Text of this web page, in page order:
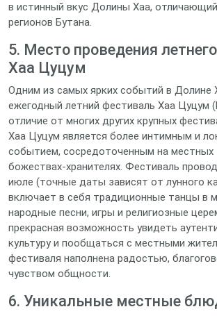
в истинный вкус Долины Хаа,
регионов Бутана.
5. Место проведения
Хаа Цуцум
Одним из самых ярких событий в Долине
ежегодный летний фестиваль Хаа Цуцум
отличие от многих других крупных
Хаа Цуцум является более интимным и
событием, сосредоточенным на местных
божествах-хранителях. Фестиваль
июле (точные даты зависят от лунного
включает в себя традиционные танцы в
народные песни, игры и религиозные
прекрасная возможность увидеть
культуру и пообщаться с местными
фестиваля наполнена радостью,
чувством общности.
6. Уникальные местные